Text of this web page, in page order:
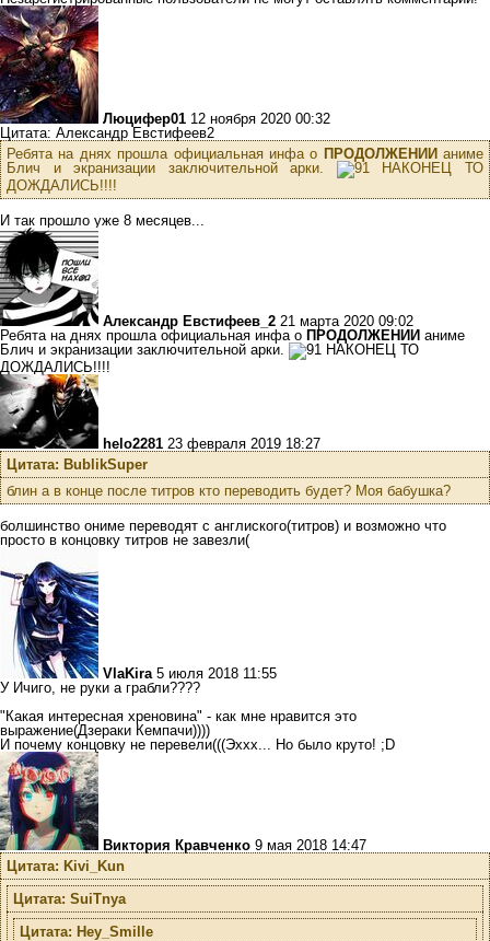
Люцифер01 12 ноября 2020 00:32
Цитата: Александр Евстифеев2
Ребята на днях прошла официальная инфа о ПРОДОЛЖЕНИИ аниме
Блич и экранизации заключительной арки.
НАКОНЕЦ ТО
ДОЖДАЛИСЬ!!!!
И так прошло уже 8 месяцев...
Александр Евстифеев_2 21 марта 2020 09:02
Ребята на днях прошла официальная инфа о ПРОДОЛЖЕНИИ аниме
Блич и экранизации заключительной арки.
НАКОНЕЦ ТО
ДОЖДАЛИСЬ!!!!
helo2281 23 февраля 2019 18:27
Цитата: BublikSuper
блин а в конце после титров кто переводить будет? Моя бабушка?
болшинство ониме переводят с англиского(титров) и возможно что
просто в концовку титров не завезли(
VlaKira 5 июля 2018 11:55
У Ичиго, не руки а грабли????
"Какая интересная хреновина" - как мне нравится это
выражение(Дзераки Кемпачи))))
И почему концовку не перевели(((Эххх... Но было круто! ;D
Виктория Кравченко 9 мая 2018 14:47
Цитата: Kivi_Kun
Цитата: SuiTnya
Цитата: Hey_Smille